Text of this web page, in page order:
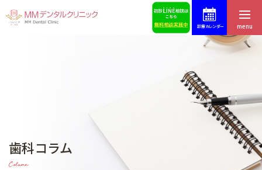
診療カレンダー menu
歯科コラム
Column